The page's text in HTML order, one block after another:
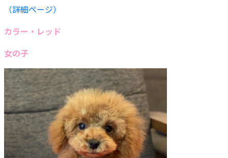
（詳細ページ）
カラー・レッド
女の子